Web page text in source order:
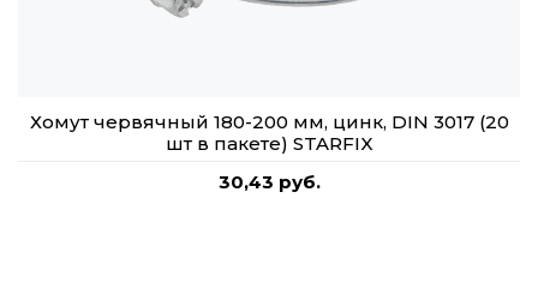
Хомут червячный 180-200 мм, цинк, DIN 3017 (20
шт в пакете) STARFIX
30,43 руб.